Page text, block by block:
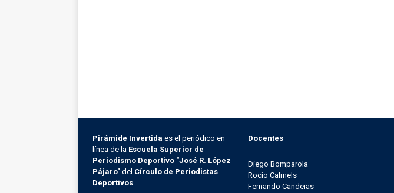
Pirámide Invertida es el periódico en
línea de la Escuela Superior de
Periodismo Deportivo "José R. López
Pájaro" del Círculo de Periodistas
Deportivos
Docentes
Diego Bomparola
Rocío Calmels
Fernando Candeias